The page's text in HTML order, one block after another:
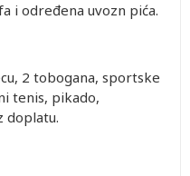
i određena uvozn pića.
2 tobogana, sportske
tenis, pikado,
doplatu.